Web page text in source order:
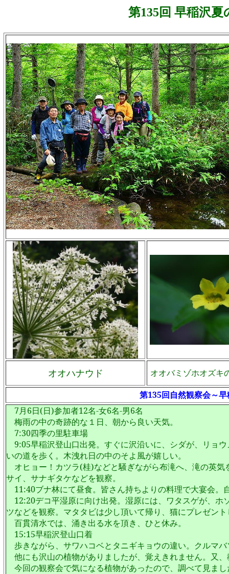
第135回 早稲沢夏
オオハナウド
オオバミゾホオズキ
第135回自然観察会～
7月6日(日)参加者12名-女6名-男6名
梅雨の中の奇跡的な１日、朝から良い天気。
7:30四季の里駐車場
9:05早稲沢登山口出発。すぐに沢沿いに、シダが、リョ
いの道を歩く。木洩れ日の中のそよ風が嬉しい。
オヒョー！カツラ(桂)などと騒ぎながら布滝へ、滝の英
サイ、サナギタケなどを観察。
11:40ブナ林にて昼食。皆さん持ちよりの料理で大宴会。
12:20デコ平湿原に向け出発。湿原には、ワタスゲが、
ツなどを観察。マタタビは少し頂いて帰り、猫にプレゼン
百貫清水では、涌き出る水を頂き、ひと休み。
15:15早稲沢登山口着
歩きながら、サワハコベとタニギキョウの違い。クルマ
他にも沢山の植物がありましたが、覚えきれません。又
今回の観察会で気になる植物があったので、調べて見ま